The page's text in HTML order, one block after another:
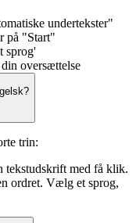
undertekster"
på "Start"
sprog'
oversættelse
trin:
med få klik.
ordret. Vælg et sprog,